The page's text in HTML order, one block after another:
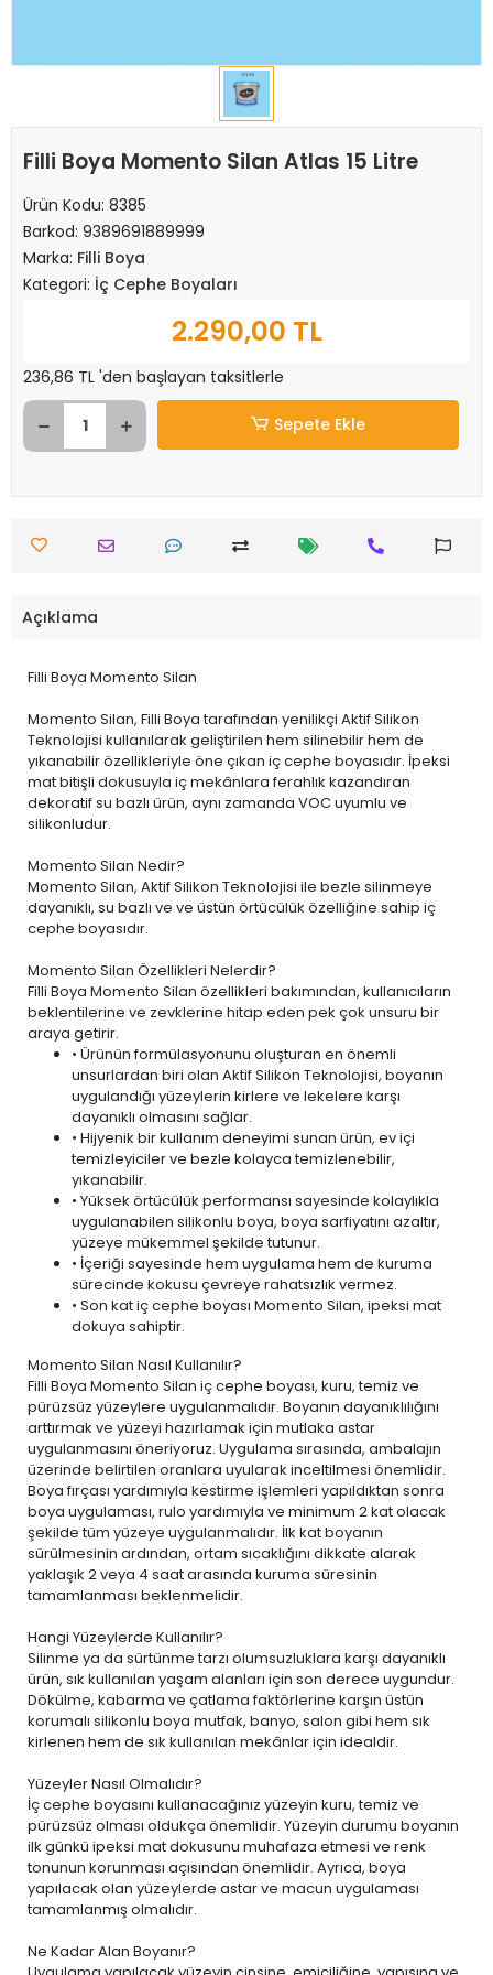
Filli Boya Momento Silan Atlas 15 Litre
Ürün Kodu: 8385
Barkod: 9389691889999
Marka: Filli Boya
Kategori: İç Cephe Boyaları
2.290,00 TL
236,86 TL 'den başlayan taksitlerle
Sepete Ekle
Açıklama
Filli Boya Momento Silan
Momento Silan, Filli Boya tarafından yenilikçi Aktif Silikon
Teknolojisi kullanılarak geliştirilen hem silinebilir hem de
yıkanabilir özellikleriyle öne çıkan iç cephe boyasıdır. İpeksi
mat bitişli dokusuyla iç mekânlara ferahlık kazandıran
dekoratif su bazlı ürün, aynı zamanda VOC uyumlu ve
silikonludur.
Momento Silan Nedir?
Momento Silan, Aktif Silikon Teknolojisi ile bezle silinmeye
dayanıklı, su bazlı ve ve üstün örtücülük özelliğine sahip iç
cephe boyasıdır.
Momento Silan Özellikleri Nelerdir?
Filli Boya Momento Silan özellikleri bakımından, kullanıcıların
beklentilerine ve zevklerine hitap eden pek çok unsuru bir
araya getirir.
• Ürünün formülasyonunu oluşturan en önemli
unsurlardan biri olan Aktif Silikon Teknolojisi, boyanın
uygulandığı yüzeylerin kirlere ve lekelere karşı
dayanıklı olmasını sağlar.
• Hijyenik bir kullanım deneyimi sunan ürün, ev içi
temizleyiciler ve bezle kolayca temizlenebilir,
yıkanabilir.
• Yüksek örtücülük performansı sayesinde kolaylıkla
uygulanabilen silikonlu boya, boya sarfiyatını azaltır,
yüzeye mükemmel şekilde tutunur.
• İçeriği sayesinde hem uygulama hem de kuruma
sürecinde kokusu çevreye rahatsızlık vermez.
• Son kat iç cephe boyası Momento Silan, ipeksi mat
dokuya sahiptir.
Momento Silan Nasıl Kullanılır?
Filli Boya Momento Silan iç cephe boyası, kuru, temiz ve
pürüzsüz yüzeylere uygulanmalıdır. Boyanın dayanıklılığını
arttırmak ve yüzeyi hazırlamak için mutlaka astar
uygulanmasını öneriyoruz. Uygulama sırasında, ambalajın
üzerinde belirtilen oranlara uyularak inceltilmesi önemlidir.
Boya fırçası yardımıyla kestirme işlemleri yapıldıktan sonra
boya uygulaması, rulo yardımıyla ve minimum 2 kat olacak
şekilde tüm yüzeye uygulanmalıdır. İlk kat boyanın
sürülmesinin ardından, ortam sıcaklığını dikkate alarak
yaklaşık 2 veya 4 saat arasında kuruma süresinin
tamamlanması beklenmelidir.
Hangi Yüzeylerde Kullanılır?
Silinme ya da sürtünme tarzı olumsuzluklara karşı dayanıklı
ürün, sık kullanılan yaşam alanları için son derece uygundur.
Dökülme, kabarma ve çatlama faktörlerine karşın üstün
korumalı silikonlu boya mutfak, banyo, salon gibi hem sık
kirlenen hem de sık kullanılan mekânlar için idealdir.
Yüzeyler Nasıl Olmalıdır?
İç cephe boyasını kullanacağınız yüzeyin kuru, temiz ve
pürüzsüz olması oldukça önemlidir. Yüzeyin durumu boyanın
ilk günkü ipeksi mat dokusunu muhafaza etmesi ve renk
tonunun korunması açısından önemlidir. Ayrıca, boya
yapılacak olan yüzeylerde astar ve macun uygulaması
tamamlanmış olmalıdır.
Ne Kadar Alan Boyanır?